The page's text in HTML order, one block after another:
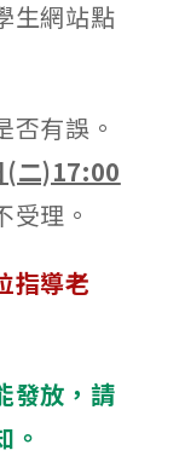
生網站點
否有誤。
(二)17:00
受理。
指導老
發放，請
。